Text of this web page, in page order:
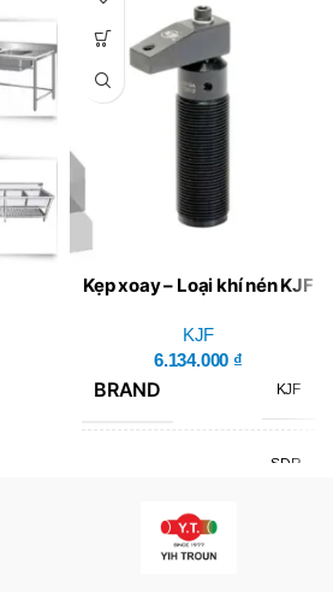
Kẹp xoay – Loại khí nén KJF
KJF
6.134.000 ₫
BRAND KJF
SDR-